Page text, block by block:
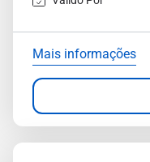
Mais informações